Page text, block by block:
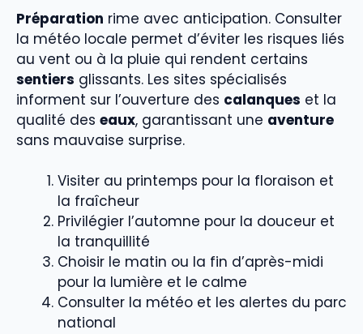
Préparation rime avec anticipation. Consulter
la météo locale permet d’éviter les risques liés
au vent ou à la pluie qui rendent certains
sentiers glissants. Les sites spécialisés
informent sur l’ouverture des calanques et la
qualité des eaux, garantissant une aventure
sans mauvaise surprise.
Visiter au printemps pour la floraison et
la fraîcheur
Privilégier l’automne pour la douceur et
la tranquillité
Choisir le matin ou la fin d’après-midi
pour la lumière et le calme
Consulter la météo et les alertes du parc
national